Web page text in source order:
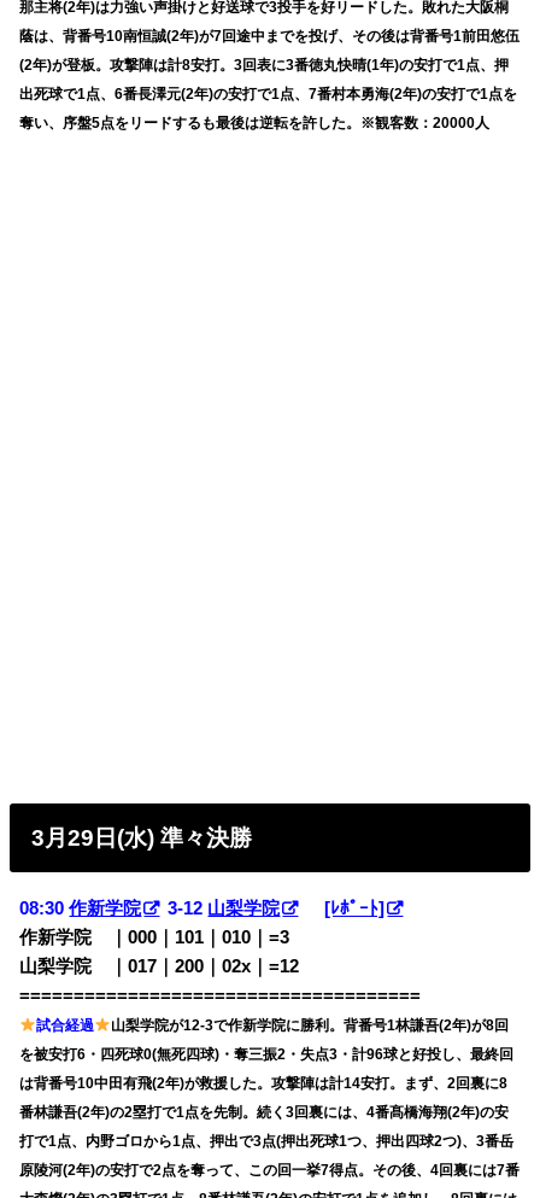
那主将(2年)は力強い声掛けと好送球で3投手を好リードした。敗れた大阪桐
蔭は、背番号10南恒誠(2年)が7回途中までを投げ、その後は背番号1前田悠伍
(2年)が登板。攻撃陣は計8安打。3回表に3番徳丸快晴(1年)の安打で1点、押
出死球で1点、6番長澤元(2年)の安打で1点、7番村本勇海(2年)の安打で1点を
奪い、序盤5点をリードするも最後は逆転を許した。※観客数：20000人
3月29日(水) 準々決勝
08:30作新学院 3-12 山梨学院
[ﾚﾎﾟｰﾄ]
作新学院 ｜000｜101｜010｜=3
山梨学院 ｜017｜200｜02x｜=12
=====================================
試合経過
山梨学院が12-3で作新学院に勝利。背番号1林謙吾(2年)が8回
を被安打6・四死球0(無死四球)・奪三振2・失点3・計96球と好投し、最終回
は背番号10中田有飛(2年)が救援した。攻撃陣は計14安打。まず、2回裏に8
番林謙吾(2年)の2塁打で1点を先制。続く3回裏には、4番髙橋海翔(2年)の安
打で1点、内野ゴロから1点、押出で3点(押出死球1つ、押出四球2つ)、3番岳
原陵河(2年)の安打で2点を奪って、この回一挙7得点。その後、4回裏には7番